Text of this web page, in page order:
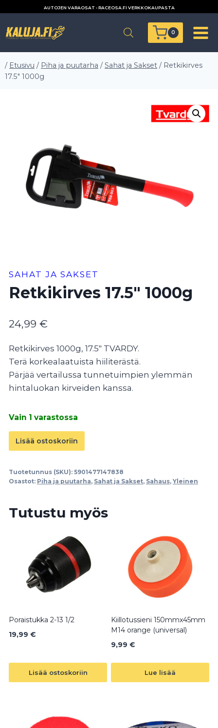
AUTOJEN VARAOSAT - RACEOSA.FI VERKKOKAUPASTA
0
/ Etusivu / Piha ja puutarha / Sahat ja Sakset / Retkikirves
17.5″ 1000g
SAHAT JA SAKSET
Retkikirves 17.5″ 1000g
24,99 €
Retkikirves 1000g, 17.5″ TVARDY.
Terä korkealaatuista hiiliterästä.
Pärjää vertailussa tunnetuimpien ylemmän
hintaluokan kirveiden kanssa.
Vain 1 varastossa
Retkikirves
17.5"
määrä
Lisää ostoskoriin
Tuotetunnus (SKU): 5901477147838
Osastot: Piha ja puutarha, Sahat ja Sakset, Sahaus, Yleinen
Tutustu myös
Poraistukka 2-13 1/2
19,99 €
Lisää ostoskoriin
Kiillotussieni 150mmx45mm
M14 orange (universal)
9,99 €
Lue lisää